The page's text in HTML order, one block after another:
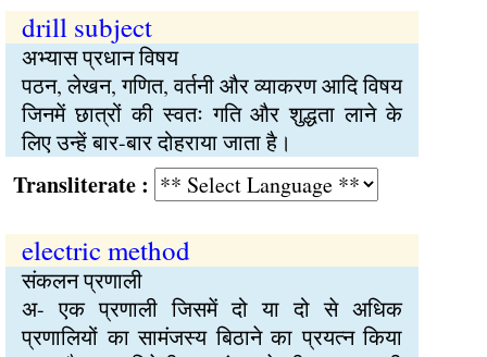
drill subject
अभ्यास प्रधान विषय
पठन, लेखन, गणित, वर्तनी और व्याकरण आदि विषय
जिनमें छात्रों की स्वतः गति और शुद्धता लाने के
लिए उन्हें बार-बार दोहराया जाता है।
:
electric method
संकलन प्रणाली
अ- एक प्रणाली जिसमें दो या दो से अधिक
प्रणालियों का सामंजस्य बिठाने का प्रयत्न किया